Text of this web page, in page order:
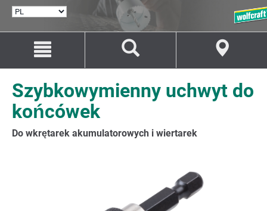
treści
Przejście
nawigacji
Szybkowymienny uchwyt do
końcówek
Do wkrętarek akumulatorowych i wiertarek